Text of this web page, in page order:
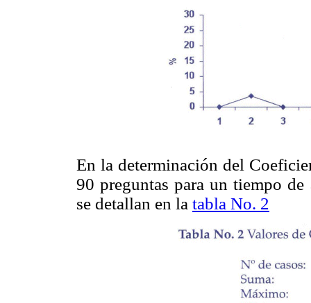
En la determinación del
90 preguntas para un tiempo
se detallan en la tabla No. 2